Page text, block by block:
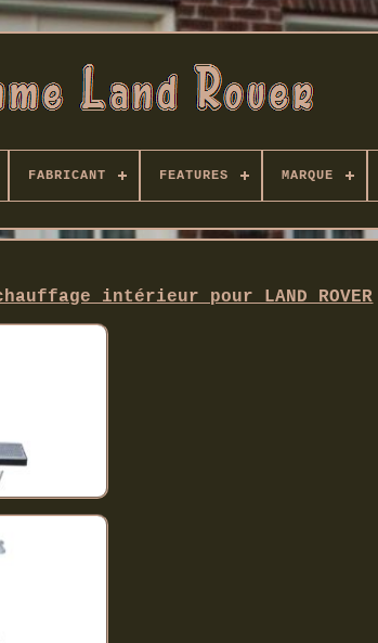
FABRICANT FEATURES MARQUE
intérieur pour LAND ROVER